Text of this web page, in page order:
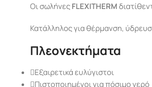
Οι σωλήνεςFLEXITHERM
Κατάλληλος για θέρμανση,
Πλεονεκτήματα
Εξαιρετικά ευλύγιστοι
Πιστοποιημένοι για πόσιμο νερό